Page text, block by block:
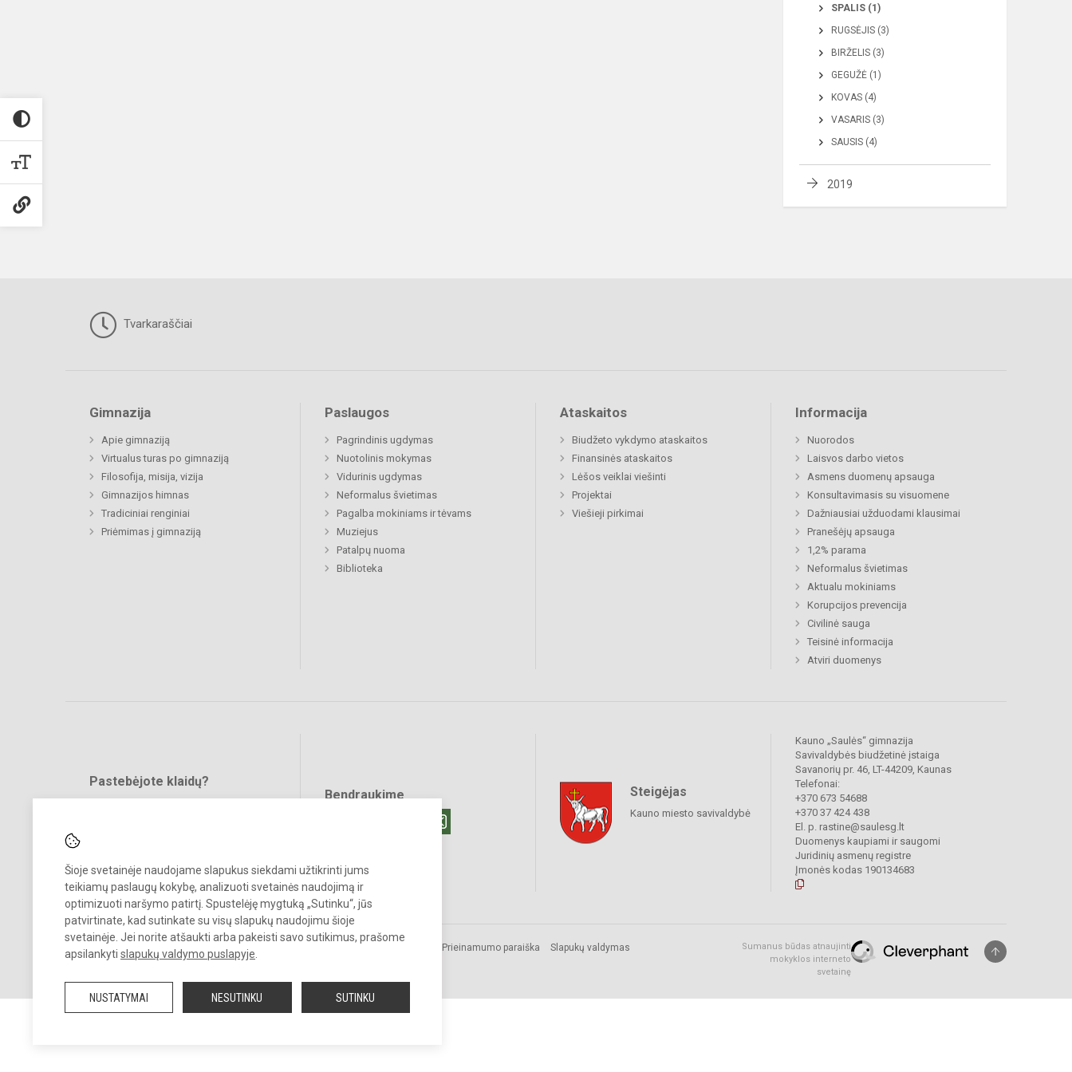
Šioje svetainėje naudojame slapukus siekdami užtikrinti jums
teikiamų paslaugų kokybę, analizuoti svetainės naudojimą ir
optimizuoti naršymo patirtį. Spustelėję mygtuką „Sutinku“, jūs
patvirtinate, kad sutinkate su visų slapukų naudojimu šioje
svetainėje. Jei norite atšaukti arba pakeisti savo sutikimus, prašome
apsilankyti slapukų valdymo puslapyje
NUSTATYMAI NESUTINKU SUTINKU
SPALIS (1)
RUGSĖJIS (3)
BIRŽELIS (3)
GEGUŽĖ (1)
KOVAS (4)
VASARIS (3)
SAUSIS (4)
2019
Tvarkaraščiai
Gimnazija
Apie gimnaziją
Virtualus turas po gimnaziją
Filosofija, misija, vizija
Gimnazijos himnas
Tradiciniai renginiai
Priėmimas į gimnaziją
Paslaugos
Pagrindinis ugdymas
Nuotolinis mokymas
Vidurinis ugdymas
Neformalus švietimas
Pagalba mokiniams ir tėvams
Muziejus
Patalpų nuoma
Biblioteka
Ataskaitos
Biudžeto vykdymo ataskaitos
Finansinės ataskaitos
Lėšos veiklai viešinti
Projektai
Viešieji pirkimai
Informacija
Nuorodos
Laisvos darbo vietos
Asmens duomenų apsauga
Konsultavimasis su visuomene
Dažniausiai užduodami klausimai
Pranešėjų apsauga
1,2% parama
Neformalus švietimas
Aktualu mokiniams
Korupcijos prevencija
Civilinė sauga
Teisinė informacija
Atviri duomenys
Pastebėjote klaidų?
Bendraukime Steigėjas
Kauno miesto savivaldybė
Kauno „Saulės“ gimnazija
Savivaldybės biudžetinė įstaiga
Savanorių pr. 46, LT-44209, Kaunas
Telefonai:
+370 673 54688
+370 37 424 438
El. p. rastine@saulesg.lt
Duomenys kaupiami ir saugomi
Juridinių asmenų registre
Įmonės kodas 190134683
© 2023 Kauno „Saulės“ gimnazija. Visos teisės saugomos.
Kopijuoti turinį be raštiško gimnazijos sutikimo griežtai draudžiama.
Prieinamumo paraiška Slapukų valdymas
Sumanus būdas atnaujinti
mokyklos interneto
svetainę